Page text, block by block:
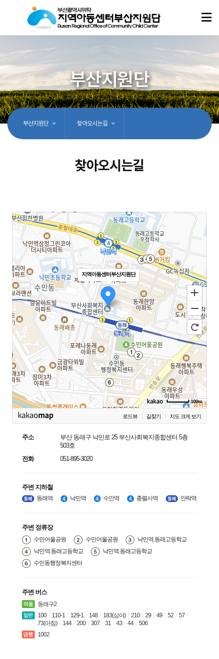
부산지원단
부산지원단 찾아오시는길
찾아오시는길
지역아동센터부산지원단
100m
로드뷰 길찾기 지도 크게 보기
주소
부산 동래구 낙민로 25 부산사회복지종합센터 5층
503호
전화
051-895-3020
주변 지하철
동래역 낙민역 수안역 충렬사역 안락역
주변 정류장
수민어울공원 수민어울공원
낙민역.동래고등학교
낙민역.동래고등학교
낙민역.동래고등학교
수민동행정복지센터
주변 버스
동래구2
100
110-1 129-1 148 183(심야) 210 29 49 52
57
73(아침)
144 200 307 31 43 44
506
1002